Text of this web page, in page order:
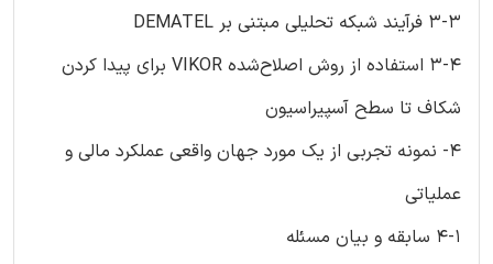
3-3 فرآیند شبکه تحلیلی مبتنی بر DEMATEL
3-4 استفاده از روش اصلاح‌شده VIKOR برای پیدا کردن
شکاف‌ تا سطح آسپیراسیون
4- نمونه تجربی از یک مورد جهان واقعی عملکرد مالی و
عملیاتی
4-1 سابقه و بیان مسئله